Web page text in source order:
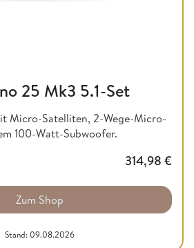
25 Mk3 5.1-Set
Micro-Satelliten, 2-Wege-Micro-
100-Watt-Subwoofer.
314,98 €
Zum Shop
Stand: 09.08.2026